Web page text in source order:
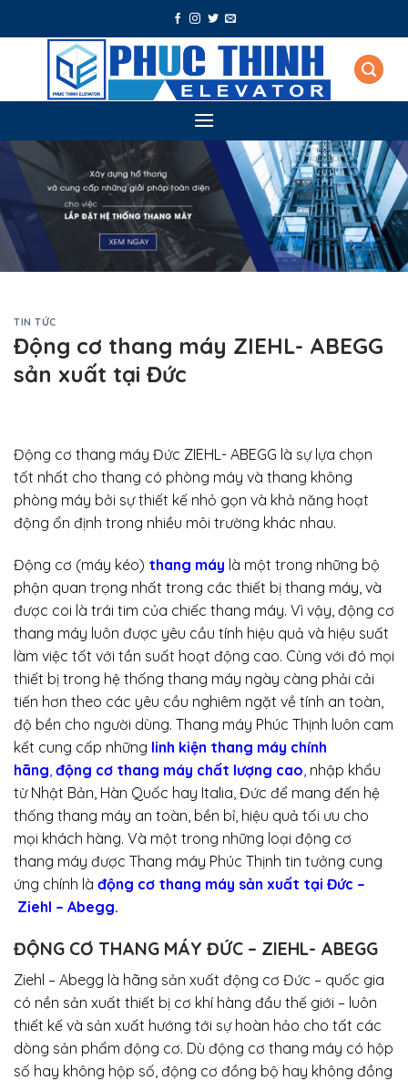
to
TIN TỨC
Động cơ thang máy ZIEHL- ABEGG
sản xuất tại Đức
Động cơ thang máy Đức ZIEHL- ABEGG là sự lựa chọn
tốt nhất cho thang có phòng máy và thang không
phòng máy bởi sự thiết kế nhỏ gọn và khả năng hoạt
động ổn định trong nhiều môi trường khác nhau.
Động cơ (máy kéo) thang máy là một trong những bộ
phận quan trọng nhất trong các thiết bị thang máy, và
được coi là trái tim của chiếc thang máy. Vì vậy, động cơ
thang máy luôn được yêu cầu tính hiệu quả và hiệu suất
làm việc tốt với tần suất hoạt động cao. Cùng với đó mọi
thiết bị trong hệ thống thang máy ngày càng phải cải
tiến hơn theo các yêu cầu nghiêm ngặt về tính an toàn,
độ bền cho người dùng. Thang máy Phúc Thịnh luôn cam
kết cung cấp những linh kiện thang máy chính
hãng, động cơ thang máy chất lượng cao, nhập khẩu
từ Nhật Bản, Hàn Quốc hay Italia, Đức để mang đến hệ
thống thang máy an toàn, bền bỉ, hiệu quả tối ưu cho
mọi khách hàng. Và một trong những loại động cơ
thang máy được Thang máy Phúc Thịnh tin tưởng cung
ứng chính là động cơ thang máy sản xuất tại Đức –
Ziehl – Abegg.
ĐỘNG CƠ THANG MÁY ĐỨC – ZIEHL- ABEGG
Ziehl – Abegg là hãng sản xuất động cơ Đức – quốc gia
có nền sản xuất thiết bị cơ khí hàng đầu thế giới – luôn
thiết kế và sản xuất hướng tới sự hoàn hảo cho tất các
dòng sản phẩm động cơ. Dù động cơ thang máy có hộp
số hay không hộp số, động cơ đồng bộ hay không đồng